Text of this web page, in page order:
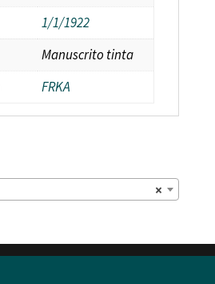
1/1/1922
Manuscrito tinta
FRKA
×